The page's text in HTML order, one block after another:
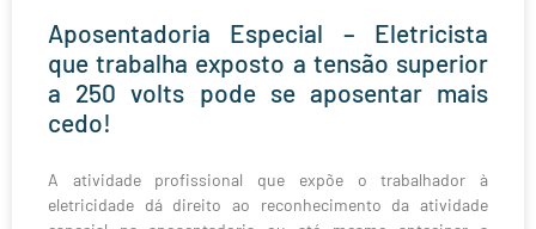
Aposentadoria Especial – Eletricista
que trabalha exposto a tensão superior
a 250 volts pode se aposentar mais
cedo!
A atividade profissional que expõe o trabalhador à
eletricidade dá direito ao reconhecimento da atividade